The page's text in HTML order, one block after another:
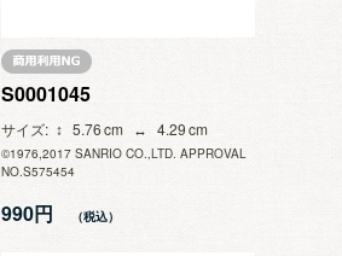
S0001045
サイズ 5.76 4.29
©1976,2017 SANRIO CO.,LTD. APPROVAL
NO.S575454
990円